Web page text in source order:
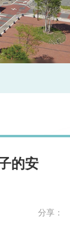
的安
分享：